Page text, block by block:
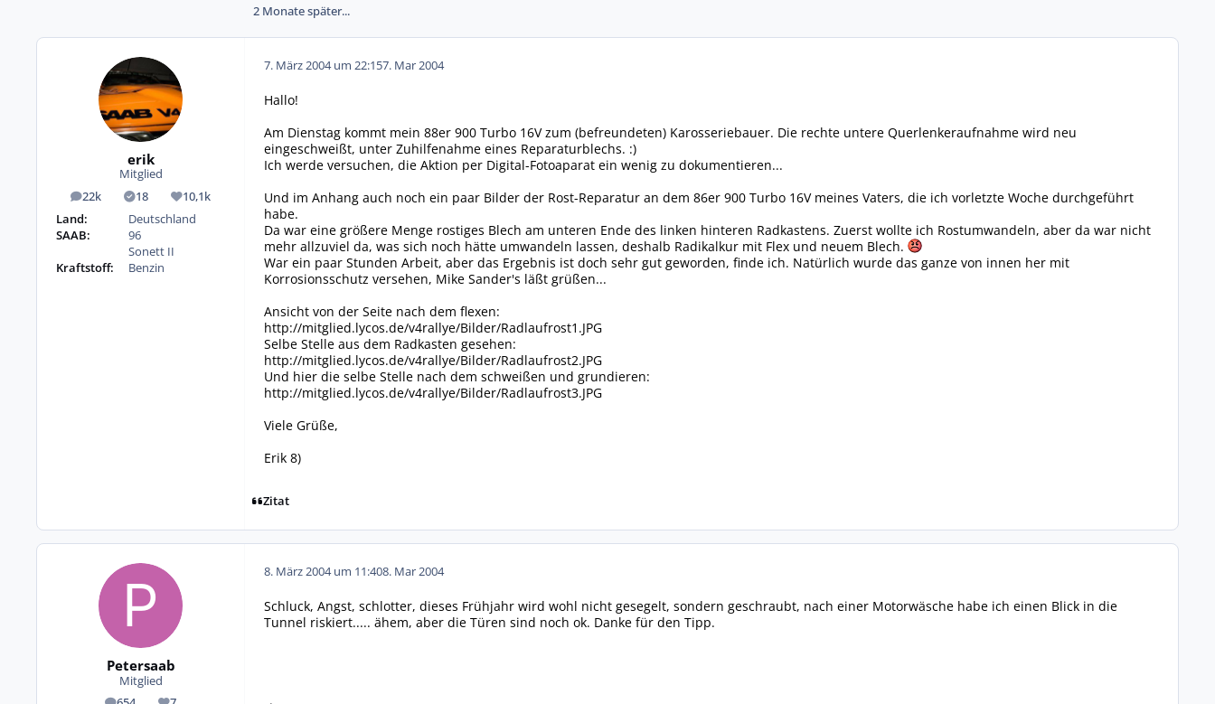
2 Monate später...
erik
Mitglied
22k
Beiträge 18
Lösungen10,1k
Reputation
Land:
Deutschland
SAAB:
96
Sonett II
Kraftstoff:
Benzin
7. März 2004 um 22:157. Mar 2004
Hallo!
Am Dienstag kommt mein 88er 900 Turbo 16V zum (befreundeten) Karosseriebauer. Die rechte untere Querlenkeraufnahme wird neu
eingeschweißt, unter Zuhilfenahme eines Reparaturblechs. :)
Ich werde versuchen, die Aktion per Digital-Fotoaparat ein wenig zu dokumentieren...
Und im Anhang auch noch ein paar Bilder der Rost-Reparatur an dem 86er 900 Turbo 16V meines Vaters, die ich vorletzte Woche durchgeführt
habe.
Da war eine größere Menge rostiges Blech am unteren Ende des linken hinteren Radkastens. Zuerst wollte ich Rostumwandeln, aber da war nicht
mehr allzuviel da, was sich noch hätte umwandeln lassen, deshalb Radikalkur mit Flex und neuem Blech.
War ein paar Stunden Arbeit, aber das Ergebnis ist doch sehr gut geworden, finde ich. Natürlich wurde das ganze von innen her mit
Korrosionsschutz versehen, Mike Sander's läßt grüßen...
Ansicht von der Seite nach dem flexen:
http://mitglied.lycos.de/v4rallye/Bilder/Radlaufrost1.JPG
Selbe Stelle aus dem Radkasten gesehen:
http://mitglied.lycos.de/v4rallye/Bilder/Radlaufrost2.JPG
Und hier die selbe Stelle nach dem schweißen und grundieren:
http://mitglied.lycos.de/v4rallye/Bilder/Radlaufrost3.JPG
Viele Grüße,
Erik 8)
Zitat
Petersaab
Mitglied
8. März 2004 um 11:408. Mar 2004
Schluck, Angst, schlotter, dieses Frühjahr wird wohl nicht gesegelt, sondern geschraubt, nach einer Motorwäsche habe ich einen Blick in die
Tunnel riskiert..... ähem, aber die Türen sind noch ok. Danke für den Tipp.